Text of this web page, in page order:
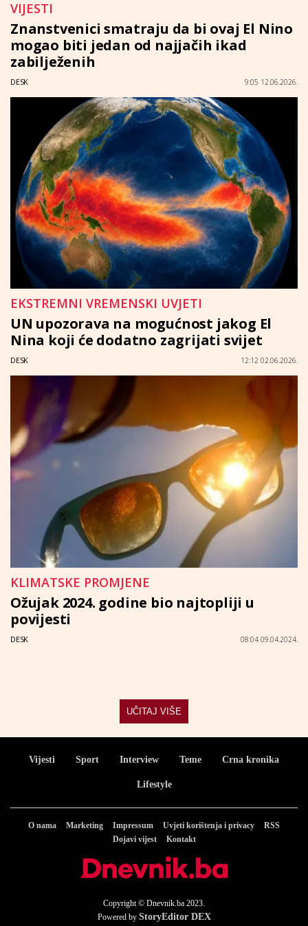
VIJESTI
Znanstvenici smatraju da bi ovaj El Nino
mogao biti jedan od najjačih ikad
zabilježenih
DESK 9:05 12.06.2026.
EKSTREMNI VREMENSKI UVJETI
UN upozorava na mogućnost jakog El
Nina koji će dodatno zagrijati svijet
DESK 12:12 02.06.2026.
KLIMATSKE PROMJENE
Ožujak 2024. godine bio najtopliji u
povijesti
DESK 08:04 09.04.2024.
UČITAJ VIŠE
Vijesti Sport Interview Teme Crna kronika
Lifestyle
O nama Marketing Impressum Uvjeti korištenja i privacy
RSS
Dojavi vijest
Kontakt
Copyright © Dnevnik.ba 2023.
Powered by StoryEditor DEX